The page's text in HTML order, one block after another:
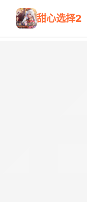
甜心选择2